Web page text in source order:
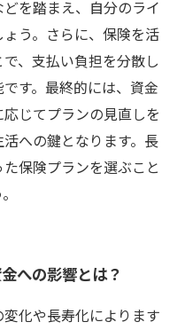
を踏まえ、自分のライ
う。さらに、保険を活
、支払い負担を分散し
す。最終的には、資金
じてプランの見直しを
への鍵となります。長
保険プランを選ぶこと
への影響とは？
化や長寿化によります